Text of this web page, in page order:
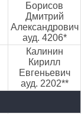
Борисов
Дмитрий
Александрович
ауд. 4206*
Калинин
Кирилл
Евгеньевич
ауд. 2202**